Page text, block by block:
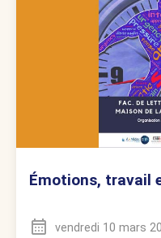
Émotions, travail
vendredi 10 mars